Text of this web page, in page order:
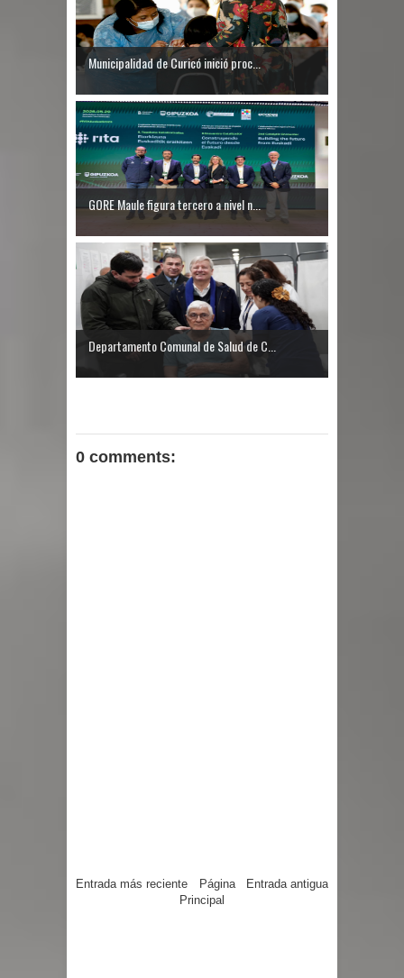
Municipalidad de Curicó inició proc...
GORE Maule figura tercero a nivel n...
Departamento Comunal de Salud de C...
0 comments:
Entrada más reciente Entrada antigua
Página
Principal